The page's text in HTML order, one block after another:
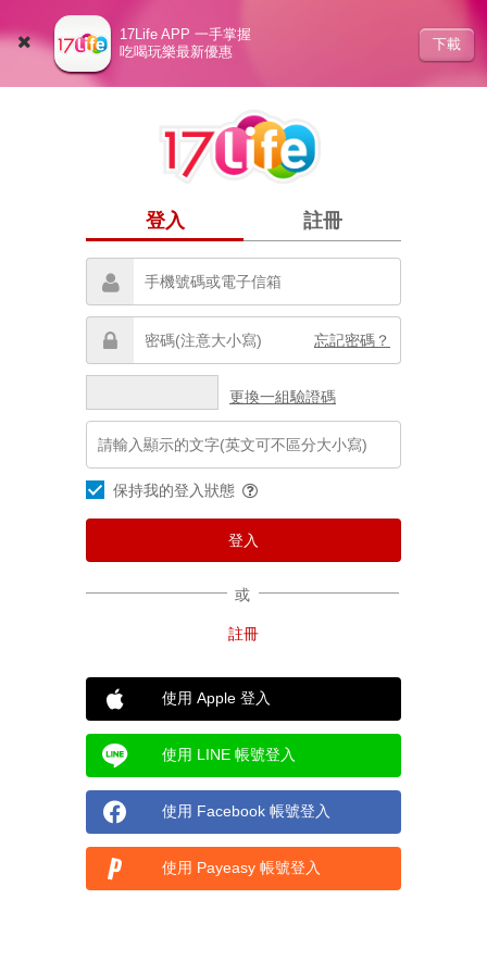
17Life APP 一手掌握
吃喝玩樂最新優惠
下載
登入 註冊
忘記密碼？
更換一組驗證碼
保持我的登入狀態
或
使用 Apple 登入
使用 LINE 帳號登入
使用 Facebook 帳號登入
使用 Payeasy 帳號登入